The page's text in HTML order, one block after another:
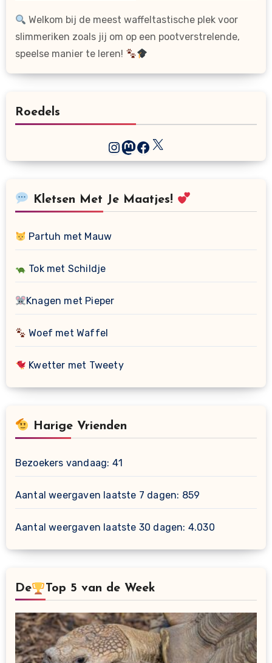
Welkom bij de meest waffeltastische plek voor
slimmeriken zoals jij om op een pootverstrelende,
speelse manier te leren!
Roedels
Instagram
Mastodon
Facebook
X
Kletsen Met Je Maatjes!
Partuh met Mauw
Tok met Schildje
Knagen met Pieper
Woef met Waffel
Kwetter met Tweety
Harige Vrienden
Bezoekers vandaag: 41
Aantal weergaven laatste 7 dagen: 859
Aantal weergaven laatste 30 dagen: 4.030
De Top 5 van de Week